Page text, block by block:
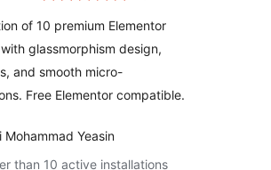
of 10 premium Elementor
glassmorphism design,
and smooth micro-
Free Elementor compatible.
Mohammad Yeasin
than 10 active installations